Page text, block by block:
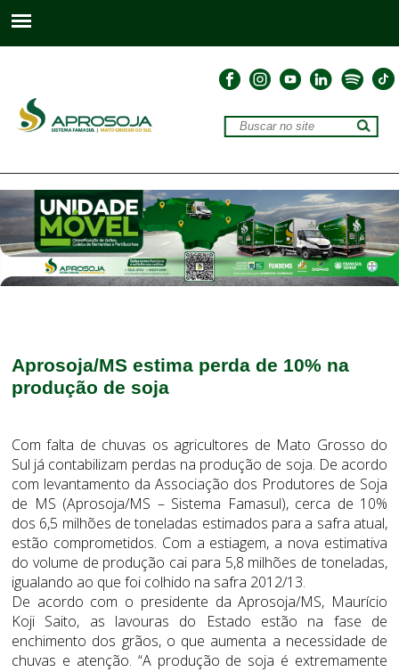
Aprosoja/MS estima perda de 10% na
produção de soja
Com falta de chuvas os agricultores de Mato Grosso do
Sul já contabilizam perdas na produção de soja. De acordo
com levantamento da Associação dos Produtores de Soja
de MS (Aprosoja/MS – Sistema Famasul), cerca de 10%
dos 6,5 milhões de toneladas estimados para a safra atual,
estão comprometidos. Com a estiagem, a nova estimativa
do volume de produção cai para 5,8 milhões de toneladas,
igualando ao que foi colhido na safra 2012/13.
De acordo com o presidente da Aprosoja/MS, Maurício
Koji Saito, as lavouras do Estado estão na fase de
enchimento dos grãos, o que aumenta a necessidade de
chuvas e atenção. “A produção de soja é extremamente